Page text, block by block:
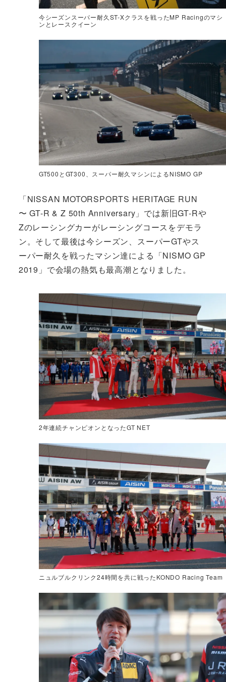
今シーズンスーパー耐久ST-Xクラスを戦ったMP Racingのマシ
ンとレースクイーン
GT500とGT300、スーパー耐久マシンによるNISMO GP
「NISSAN MOTORSPORTS HERITAGE RUN
〜 GT-R & Z 50th Anniversary」では新旧GT-Rや
Zのレーシングカーがレーシングコースをデモラ
ン。そして最後は今シーズン、スーパーGTやス
ーパー耐久を戦ったマシン達による「NISMO GP
2019」で会場の熱気も最高潮となりました。
2年連続チャンピオンとなったGT NET
ニュルブルクリンク24時間を共に戦ったKONDO Racing Team